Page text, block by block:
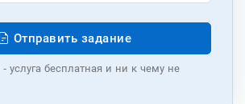
Отправить задание
услуга бесплатная и ни к чему не